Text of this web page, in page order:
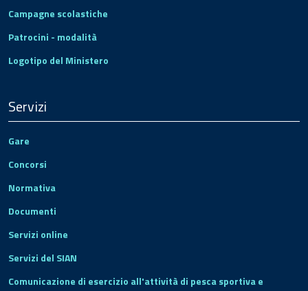
Campagne scolastiche
Patrocini - modalità
Logotipo del Ministero
Servizi
Gare
Concorsi
Normativa
Documenti
Servizi online
Servizi del SIAN
Comunicazione di esercizio all'attività di pesca sportiva e